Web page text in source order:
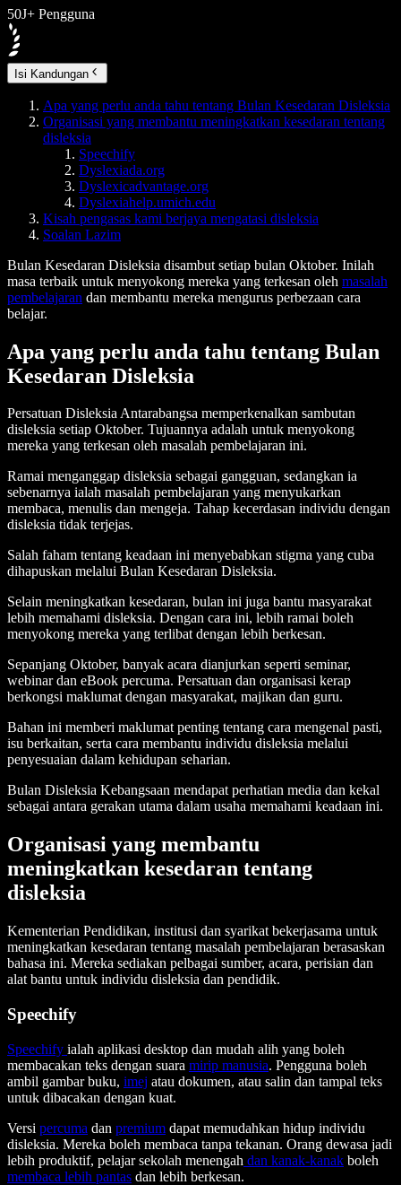
50J+ Pengguna
Isi Kandungan
Apa yang perlu anda tahu tentang Bulan Kesedaran Disleksia
Organisasi yang membantu meningkatkan kesedaran tentang
disleksia
Speechify
Dyslexiada.org
Dyslexicadvantage.org
Dyslexiahelp.umich.edu
Kisah pengasas kami berjaya mengatasi disleksia
Soalan Lazim
Bulan Kesedaran Disleksia disambut setiap bulan Oktober. Inilah
masa terbaik untuk menyokong mereka yang terkesan oleh masalah
pembelajaran dan membantu mereka mengurus perbezaan cara
belajar.
Apa yang perlu anda tahu tentang Bulan
Kesedaran Disleksia
Persatuan Disleksia Antarabangsa memperkenalkan sambutan
disleksia setiap Oktober. Tujuannya adalah untuk menyokong
mereka yang terkesan oleh masalah pembelajaran ini.
Ramai menganggap disleksia sebagai gangguan, sedangkan ia
sebenarnya ialah masalah pembelajaran yang menyukarkan
membaca, menulis dan mengeja. Tahap kecerdasan individu dengan
disleksia tidak terjejas.
Salah faham tentang keadaan ini menyebabkan stigma yang cuba
dihapuskan melalui Bulan Kesedaran Disleksia.
Selain meningkatkan kesedaran, bulan ini juga bantu masyarakat
lebih memahami disleksia. Dengan cara ini, lebih ramai boleh
menyokong mereka yang terlibat dengan lebih berkesan.
Sepanjang Oktober, banyak acara dianjurkan seperti seminar,
webinar dan eBook percuma. Persatuan dan organisasi kerap
berkongsi maklumat dengan masyarakat, majikan dan guru.
Bahan ini memberi maklumat penting tentang cara mengenal pasti,
isu berkaitan, serta cara membantu individu disleksia melalui
penyesuaian dalam kehidupan seharian.
Bulan Disleksia Kebangsaan mendapat perhatian media dan kekal
sebagai antara gerakan utama dalam usaha memahami keadaan ini.
Organisasi yang membantu
meningkatkan kesedaran tentang
disleksia
Kementerian Pendidikan, institusi dan syarikat bekerjasama untuk
meningkatkan kesedaran tentang masalah pembelajaran berasaskan
bahasa ini. Mereka sediakan pelbagai sumber, acara, perisian dan
alat bantu untuk individu disleksia dan pendidik.
Speechify
Speechify ialah aplikasi desktop dan mudah alih yang boleh
membacakan teks dengan suara mirip manusia. Pengguna boleh
ambil gambar buku, imej atau dokumen, atau salin dan tampal teks
untuk dibacakan dengan kuat.
Versi percuma dan premium dapat memudahkan hidup individu
disleksia. Mereka boleh membaca tanpa tekanan. Orang dewasa jadi
lebih produktif, pelajar sekolah menengah dan kanak-kanak boleh
membaca lebih pantas dan lebih berkesan.